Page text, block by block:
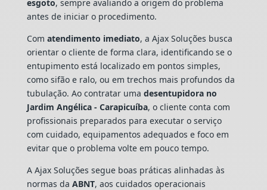
esgoto, sempre avaliando a origem do problema
antes de iniciar o procedimento.
Com atendimento imediato, a Ajax Soluções busca
orientar o cliente de forma clara, identificando se o
entupimento está localizado em pontos simples,
como sifão e ralo, ou em trechos mais profundos da
tubulação. Ao contratar uma desentupidora no
Jardim Angélica - Carapicuíba, o cliente conta com
profissionais preparados para executar o serviço
com cuidado, equipamentos adequados e foco em
evitar que o problema volte em pouco tempo.
A Ajax Soluções segue boas práticas alinhadas às
normas da ABNT, aos cuidados operacionais